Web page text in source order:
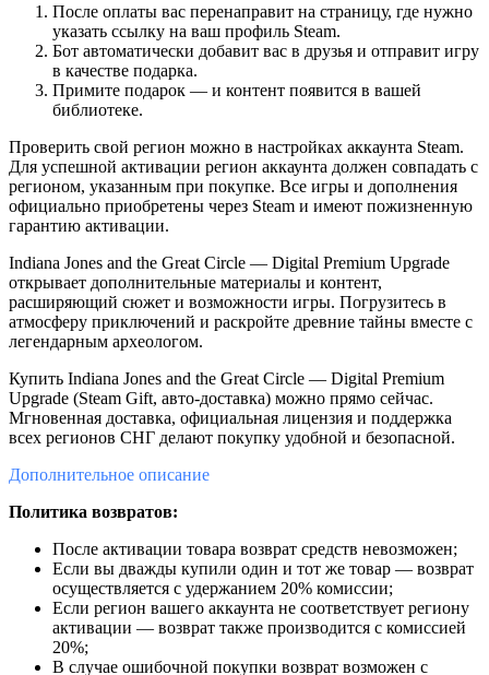
После оплаты вас перенаправит на страницу, где нужно
указать ссылку на ваш профиль Steam.
Бот автоматически добавит вас в друзья и отправит игру
в качестве подарка.
Примите подарок — и контент появится в вашей
библиотеке.
Проверить свой регион можно в настройках аккаунта Steam.
Для успешной активации регион аккаунта должен совпадать с
регионом, указанным при покупке. Все игры и дополнения
официально приобретены через Steam и имеют пожизненную
гарантию активации.
Indiana Jones and the Great Circle — Digital Premium Upgrade
открывает дополнительные материалы и контент,
расширяющий сюжет и возможности игры. Погрузитесь в
атмосферу приключений и раскройте древние тайны вместе с
легендарным археологом.
Купить Indiana Jones and the Great Circle — Digital Premium
Upgrade (Steam Gift, авто-доставка) можно прямо сейчас.
Мгновенная доставка, официальная лицензия и поддержка
всех регионов СНГ делают покупку удобной и безопасной.
Дополнительное описание
Политика возвратов:
После активации товара возврат средств невозможен;
Если вы дважды купили один и тот же товар — возврат
осуществляется с удержанием 20% комиссии;
Если регион вашего аккаунта не соответствует региону
активации — возврат также производится с комиссией
20%;
В случае ошибочной покупки возврат возможен с